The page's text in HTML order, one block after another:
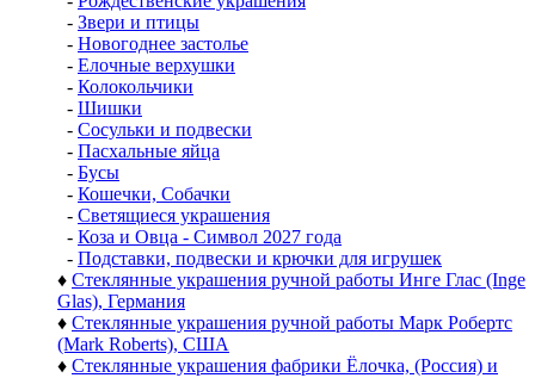
- Звери и птицы
- Новогоднее застолье
- Елочные верхушки
- Колокольчики
- Шишки
- Сосульки и подвески
- Пасхальные яйца
- Бусы
- Кошечки, Собачки
- Светящиеся украшения
- Коза и Овца - Символ 2027 года
- Подставки, подвески и крючки для игрушек
♦ Стеклянные украшения ручной работы Инге Глас (Inge
Glas), Германия
♦ Стеклянные украшения ручной работы Марк Робертс
(Mark Roberts), США
♦ Стеклянные украшения фабрики Ёлочка, (Россия) и